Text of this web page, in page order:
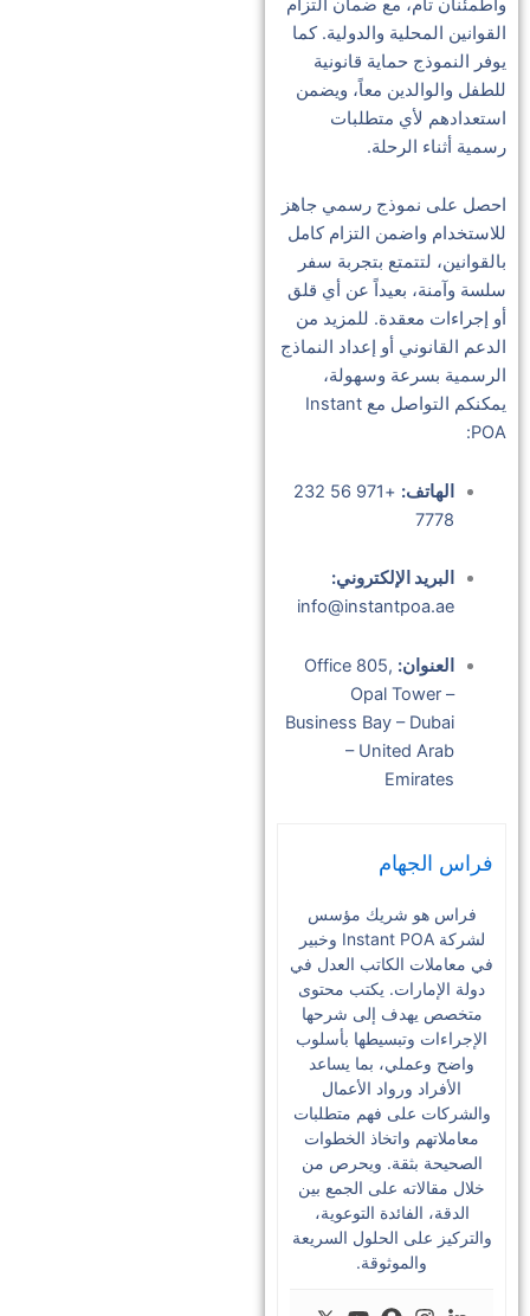
واطمئنان تام، مع ضمان التزام
القوانين المحلية والدولية. كما
يوفر النموذج حماية قانونية
للطفل والوالدين معاً، ويضمن
استعدادهم لأي متطلبات
رسمية أثناء الرحلة.
احصل على نموذج رسمي جاهز
للاستخدام واضمن التزام كامل
بالقوانين، لتتمتع بتجربة سفر
سلسة وآمنة، بعيداً عن أي قلق
أو إجراءات معقدة. للمزيد من
الدعم القانوني أو إعداد النماذج
الرسمية بسرعة وسهولة،
يمكنكم التواصل مع Instant
POA:
الهاتف:
+971 56 232
7778
البريد الإلكتروني:
info@instantpoa.ae
العنوان: Office 805,
Opal Tower –
Business Bay – Dubai
– United Arab
Emirates
فراس الجهام
فراس هو شريك مؤسس
لشركة Instant POA وخبير
في معاملات الكاتب العدل في
دولة الإمارات. يكتب محتوى
متخصص يهدف إلى شرحها
الإجراءات وتبسيطها بأسلوب
واضح وعملي، بما يساعد
الأفراد ورواد الأعمال
والشركات على فهم متطلبات
معاملاتهم واتخاذ الخطوات
الصحيحة بثقة. ويحرص من
خلال مقالاته على الجمع بين
الدقة، الفائدة التوعوية،
والتركيز على الحلول السريعة
والموثوقة.